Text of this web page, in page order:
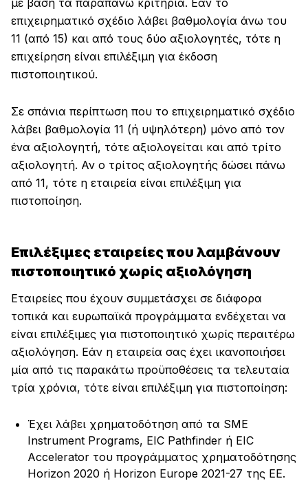
με βάση τα παραπάνω κριτήρια. Εάν το
επιχειρηματικό σχέδιο λάβει βαθμολογία άνω του
11 (από 15) και από τους δύο αξιολογητές, τότε η
επιχείρηση είναι επιλέξιμη για έκδοση
πιστοποιητικού.
Σε σπάνια περίπτωση που το επιχειρηματικό σχέδιο
λάβει βαθμολογία 11 (ή υψηλότερη) μόνο από τον
ένα αξιολογητή, τότε αξιολογείται και από τρίτο
αξιολογητή. Αν ο τρίτος αξιολογητής δώσει πάνω
από 11, τότε η εταιρεία είναι επιλέξιμη για
πιστοποίηση.
Επιλέξιμες εταιρείες που λαμβάνουν
πιστοποιητικό χωρίς αξιολόγηση
Εταιρείες που έχουν συμμετάσχει σε διάφορα
τοπικά και ευρωπαϊκά προγράμματα ενδέχεται να
είναι επιλέξιμες για πιστοποιητικό χωρίς περαιτέρω
αξιολόγηση. Εάν η εταιρεία σας έχει ικανοποιήσει
μία από τις παρακάτω προϋποθέσεις τα τελευταία
τρία χρόνια, τότε είναι επιλέξιμη για πιστοποίηση:
Έχει λάβει χρηματοδότηση από τα SME
Instrument Programs, EIC Pathfinder ή EIC
Accelerator του προγράμματος χρηματοδότησης
Horizon 2020 ή Horizon Europe 2021-27 της ΕΕ.